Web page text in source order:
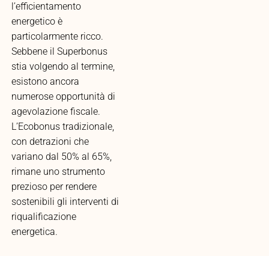
l’efficientamento
energetico è
particolarmente ricco.
Sebbene il Superbonus
stia volgendo al termine,
esistono ancora
numerose opportunità di
agevolazione fiscale.
L’Ecobonus tradizionale,
con detrazioni che
variano dal 50% al 65%,
rimane uno strumento
prezioso per rendere
sostenibili gli interventi di
riqualificazione
energetica.